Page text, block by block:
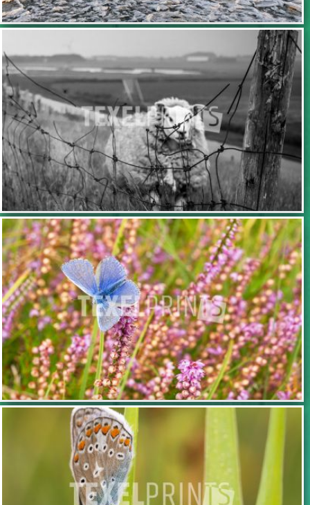
TOEVOEGEN
TOEVOEGEN